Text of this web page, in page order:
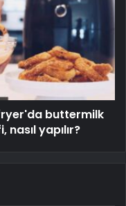
buttermilk
yapılır?